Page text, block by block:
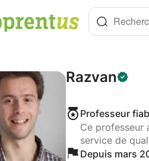
Razvan
Professeur
Ce professeur
service de
Depuis mars